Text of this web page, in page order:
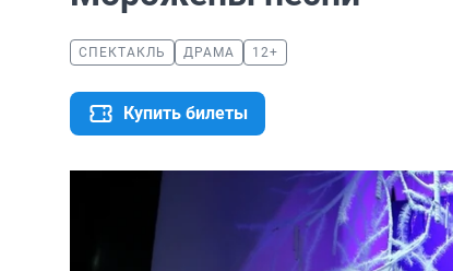
СПЕКТАКЛЬ ДРАМА 12+
Купить билеты